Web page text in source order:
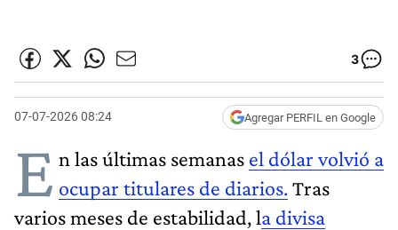
3
07-07-2026 08:24 Agregar PERFIL en Google
E n las últimas semanas el dólar volvió a
ocupar titulares de diarios.Tras
varios meses de estabilidad, la divisa